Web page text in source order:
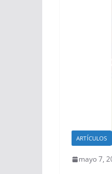
ARTÍCULOS
mayo 7,